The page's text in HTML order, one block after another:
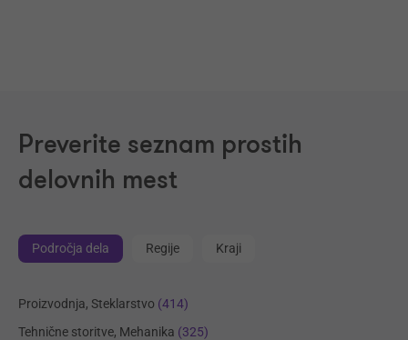
Preverite seznam prostih
delovnih mest
Področja dela Regije Kraji
Proizvodnja, Steklarstvo (414)
Tehnične storitve, Mehanika (325)